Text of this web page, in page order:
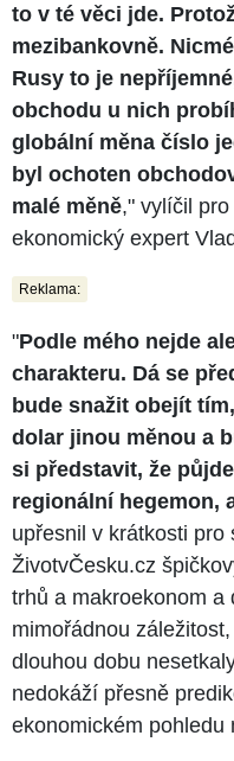
to v té věci jde.
mezibankovně.
Rusy to je
obchodu u nich
globální měna číslo
byl ochoten
malé měně," vylíčil
ekonomický expert
Reklama:
"Podle mého nejde
charakteru. Dá se
bude snažit obejít
dolar jinou měnou a
si představit, že
regionální hegemon,
upřesnil v krátkosti pro
ŽivotvČesku.cz
trhů a makroekonom a
mimořádnou
dlouhou dobu
nedokáží přesně
ekonomickém pohledu